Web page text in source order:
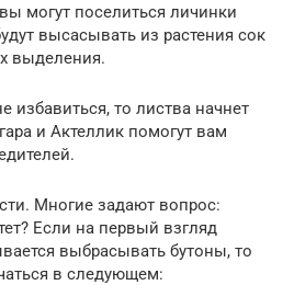
могут поселиться личинки
высасывать из растения сок
выделения.
избавиться, то листва начнет
и Актеллик помогут вам
Многие задают вопрос:
Если на первый взгляд
выбрасывать бутоны, то
в следующем: